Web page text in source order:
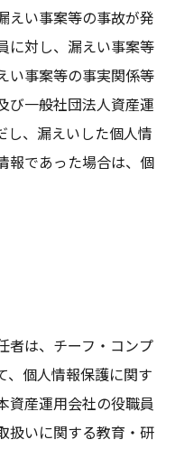
えい事案等の事故が発
に対し、漏えい事案等
い事案等の事実関係等
び一般社団法人資産運
し、漏えいした個人情
報であった場合は、個
者は、チーフ・コンプ
、個人情報保護に関す
資産運用会社の役職員
扱いに関する教育・研